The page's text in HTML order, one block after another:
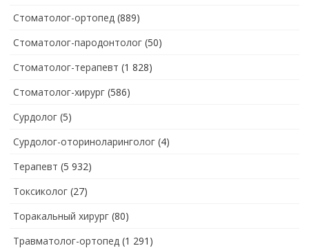
Стоматолог-ортопед (889)
Стоматолог-пародонтолог (50)
Стоматолог-терапевт (1 828)
Стоматолог-хирург (586)
Сурдолог (5)
Сурдолог-оториноларинголог (4)
Терапевт (5 932)
Токсиколог (27)
Торакальный хирург (80)
Травматолог-ортопед (1 291)